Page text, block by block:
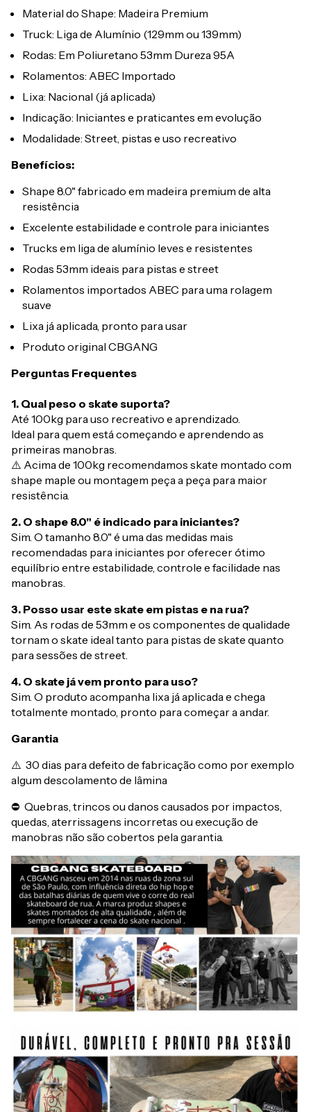
Material do Shape: Madeira Premium
Truck: Liga de Alumínio (129mm ou 139mm)
Rodas: Em Poliuretano 53mm Dureza 95A
Rolamentos: ABEC Importado
Lixa: Nacional (já aplicada)
Indicação: Iniciantes e praticantes em evolução
Modalidade: Street, pistas e uso recreativo
Benefícios:
Shape 8.0" fabricado em madeira premium de alta
resistência
Excelente estabilidade e controle para iniciantes
Trucks em liga de alumínio leves e resistentes
Rodas 53mm ideais para pistas e street
Rolamentos importados ABEC para uma rolagem
suave
Lixa já aplicada, pronto para usar
Produto original CBGANG
Perguntas Frequentes
1. Qual peso o skate suporta?
Até 100kg para uso recreativo e aprendizado.
Ideal para quem está começando e aprendendo as
primeiras manobras.
⚠️ Acima de 100kg recomendamos skate montado com
shape maple ou montagem peça a peça para maior
resistência.
2. O shape 8.0" é indicado para iniciantes?
Sim. O tamanho 8.0" é uma das medidas mais
recomendadas para iniciantes por oferecer ótimo
equilíbrio entre estabilidade, controle e facilidade nas
manobras.
3. Posso usar este skate em pistas e na rua?
Sim. As rodas de 53mm e os componentes de qualidade
tornam o skate ideal tanto para pistas de skate quanto
para sessões de street.
4. O skate já vem pronto para uso?
Sim. O produto acompanha lixa já aplicada e chega
totalmente montado, pronto para começar a andar.
Garantia
⚠️ 30 dias para defeito de fabricação como por exemplo
algum descolamento de lâmina
⛔ Quebras, trincos ou danos causados por impactos,
quedas, aterrissagens incorretas ou execução de
manobras não são cobertos pela garantia.